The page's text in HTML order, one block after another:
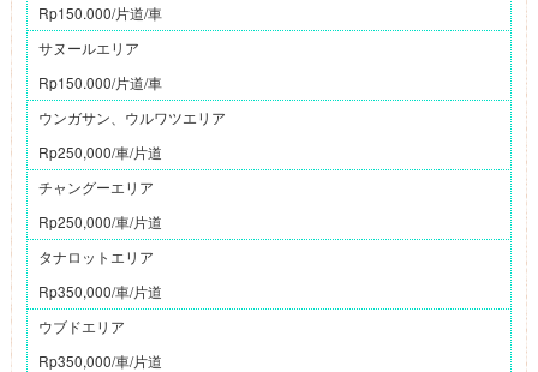
Rp150.000/片道/車
サヌールエリア
Rp150.000/片道/車
ウンガサン、ウルワツエリア
Rp250,000/車/片道
チャングーエリア
Rp250,000/車/片道
タナロットエリア
Rp350,000/車/片道
ウブドエリア
Rp350,000/車/片道